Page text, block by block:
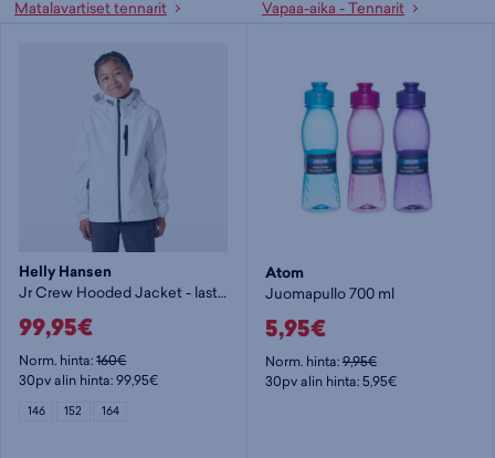
Matalavartiset tennarit
Vapaa-aika - Tennarit
Helly Hansen
Jr Crew Hooded Jacket - lasten kuoritakki
99,95€
Norm. hinta:160€
30pv alin hinta: 99,95€
146 152 164
Atom
Juomapullo 700 ml
5,95€
Norm. hinta:9,95€
30pv alin hinta: 5,95€